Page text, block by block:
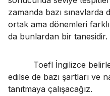
zamanda bazı sınavlarda
ortak ama dönemleri
da bunlardan bir tanesidir.
Toefl İngilizce
edilse de bazı şartları ve
tanıtmaya çalışacağız.